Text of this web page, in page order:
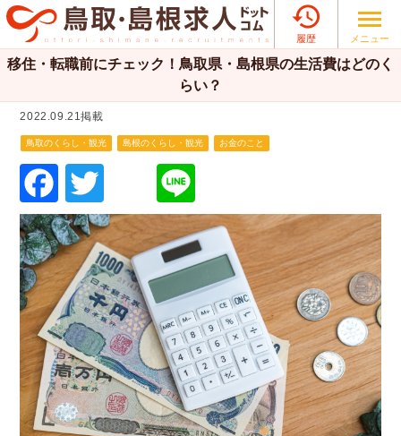

履歴 メニュー
移住・転職前にチェック！鳥取県・島根県の生活費はどのく
らい？
2022.09.21掲載
鳥取のくらし・観光 島根のくらし・観光 お金のこと
F
a
c
e
b
o
o
k
wi
tt
er
n
e